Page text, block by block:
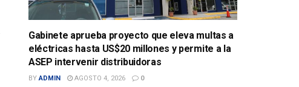
Gabinete aprueba proyecto que eleva multas a
eléctricas hasta US$20 millones y permite a la
ASEP intervenir distribuidoras
BY ADMIN AGOSTO 4, 2026 0